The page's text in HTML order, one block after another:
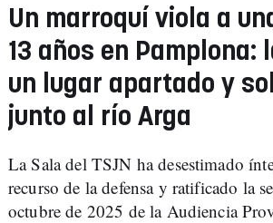
Un marroquí viola a
13 años en Pamplona:
un lugar apartado y
junto al río Arga
La Sala del TSJN ha desestimado
recurso de la defensa y ratificado la
octubre de 2025 de la Audiencia